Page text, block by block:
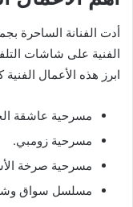
أدت الفنانة الساحرة
الفنية على شاشات
ابرز هذه الأعمال الفنية
مسرحية عاشقة
مسرحية زومبي.
مسرحية صرخة
مسلسل سواق